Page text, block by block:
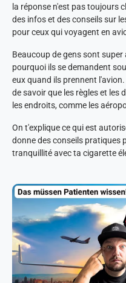
la réponse n'est pas toujours
des infos et des conseils sur
pour ceux qui voyagent en
Beaucoup de gens sont
pourquoi ils se demandent
eux quand ils prennent
de savoir que les règles et les
les endroits, comme les
On t'explique ce qui est
donne des conseils pratiques
tranquillité avec ta cigarette